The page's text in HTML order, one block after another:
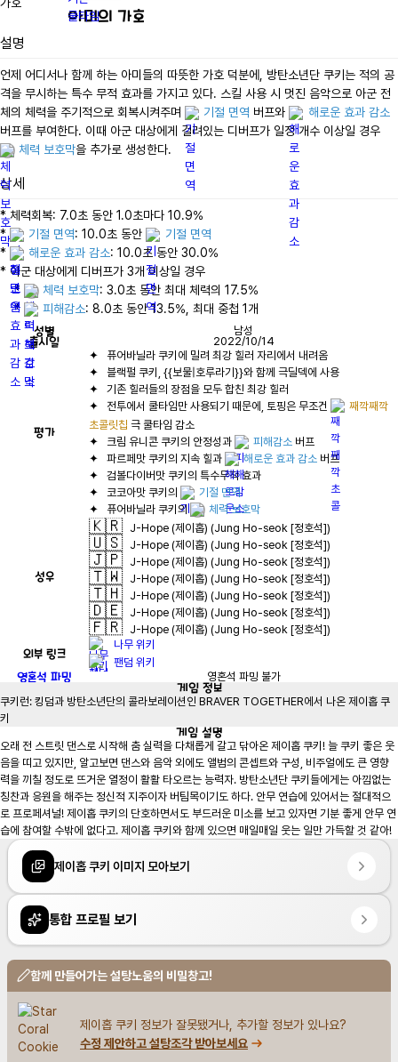
아미의 가호
설명
언제 어디서나 함께 하는 아미들의 따뜻한 가호 덕분에, 방탄소년단 쿠키는 적의 공
격을 무시하는 특수 무적 효과를 가지고 있다. 스킬 사용 시 멋진 음악으로 아군 전
체의 체력을 주기적으로 회복시켜주며
기절 면역 버프와
해로운 효과 감소
버프를 부여한다. 이때 아군 대상에게 걸려있는 디버프가 일정 개수 이상일 경우
체력 보호막을 추가로 생성한다.
상세
* 체력회복: 7.0초 동안 1.0초마다 10.9%
*
기절 면역: 10.0초 동안
기절 면역
*
해로운 효과 감소: 10.0초 동안 30.0%
* 아군 대상에게 디버프가 3개 이상일 경우
    *
체력 보호막: 3.0초 동안 최대 체력의 17.5%
    *
피해감소: 8.0초 동안 13.5%, 최대 중첩 1개
성별 남성
출시일 2022/10/14
평가
✦   전투에서 쿨타임만 사용되기 때문에, 토핑은 무조건
째깍째깍
초콜릿칩
✦   크림 유니콘 쿠키의 안정성과
피해감소
✦   파르페맛 쿠키의 지속 힐과
해로운 효과 감소
✦   코코아맛 쿠키의
기절 면역
✦   퓨어바닐라 쿠키의
체력 보호막
성우
🇰🇷 J-Hope (제이홉) (Jung Ho-seok [정호석])
🇺🇸 J-Hope (제이홉) (Jung Ho-seok [정호석])
🇯🇵 J-Hope (제이홉) (Jung Ho-seok [정호석])
🇹🇼 J-Hope (제이홉) (Jung Ho-seok [정호석])
🇹🇭 J-Hope (제이홉) (Jung Ho-seok [정호석])
🇩🇪 J-Hope (제이홉) (Jung Ho-seok [정호석])
🇫🇷 J-Hope (제이홉) (Jung Ho-seok [정호석])
외부 링크
나무 위키
팬덤 위키
영혼석 파밍 영혼석 파밍 불가
게임 정보
쿠키런: 킹덤과 방탄소년단의 콜라보레이션인 BRAVER TOGETHER에서 나온 제이홉 쿠
키
게임 설명
오래 전 스트릿 댄스로 시작해 춤 실력을 다채롭게 갈고 닦아온 제이홉 쿠키! 늘 쿠키 좋은 웃
음을 띠고 있지만, 알고보면 댄스와 음악 외에도 앨범의 콘셉트와 구성, 비주얼에도 큰 영향
력을 끼칠 정도로 뜨거운 열정이 활활 타오르는 능력자. 방탄소년단 쿠키들에게는 아낌없는
칭찬과 응원을 해주는 정신적 지주이자 버팀목이기도 하다. 안무 연습에 있어서는 절대적으
로 프로페셔널! 제이홉 쿠키의 단호하면서도 부드러운 미소를 보고 있자면 기분 좋게 안무 연
습에 참여할 수밖에 없다고. 제이홉 쿠키와 함께 있으면 매일매일 웃는 일만 가득할 것 같아!
제이홉 쿠키 이미지 모아보기
통합 프로필 보기
함께 만들어가는 설탕노움의 비밀창고!
제이홉 쿠키 정보가 잘못됐거나, 추가할 정보가 있나요?
수정 제안하고 설탕조각 받아보세요